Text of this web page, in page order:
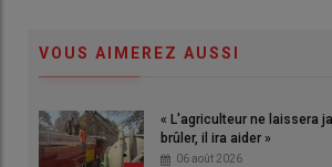
VOUS AIMEREZ AUSSI
« L'agriculteur ne laissera
brûler, il ira aider »
06 août 2026